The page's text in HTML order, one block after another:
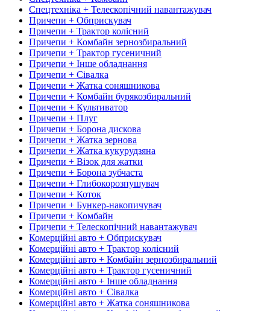
Спецтехніка + Телескопічний навантажувач
Причепи + Обприскувач
Причепи + Трактор колісний
Причепи + Комбайн зернозбиральний
Причепи + Трактор гусеничний
Причепи + Інше обладнання
Причепи + Сівалка
Причепи + Жатка соняшникова
Причепи + Комбайн бурякозбиральний
Причепи + Культиватор
Причепи + Плуг
Причепи + Борона дискова
Причепи + Жатка зернова
Причепи + Жатка кукурудзяна
Причепи + Візок для жатки
Причепи + Борона зубчаста
Причепи + Глибокорозпушувач
Причепи + Коток
Причепи + Бункер-накопичувач
Причепи + Комбайн
Причепи + Телескопічний навантажувач
Комерційні авто + Обприскувач
Комерційні авто + Трактор колісний
Комерційні авто + Комбайн зернозбиральний
Комерційні авто + Трактор гусеничний
Комерційні авто + Інше обладнання
Комерційні авто + Сівалка
Комерційні авто + Жатка соняшникова